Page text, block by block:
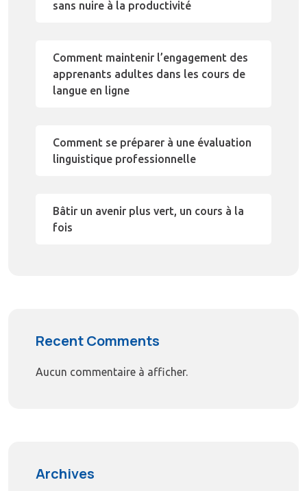
sans nuire à la productivité
Comment maintenir l’engagement des
apprenants adultes dans les cours de
langue en ligne
Comment se préparer à une évaluation
linguistique professionnelle
Bâtir un avenir plus vert, un cours à la
fois
Recent Comments
Aucun commentaire à afficher.
Archives